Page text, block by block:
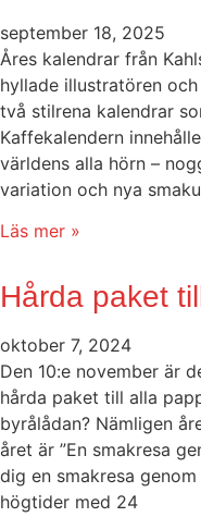
september 18, 2025
Åres kalendrar från
hyllade illustratören
två stilrena kalendrar
Kaffekalendern
världens alla hörn –
variation och nya
Läs mer »
Hårda paket
oktober 7, 2024
Den 10:e november är
hårda paket till alla
byrålådan? Nämligen
året är ”En smakresa
dig en smakresa
högtider med 24